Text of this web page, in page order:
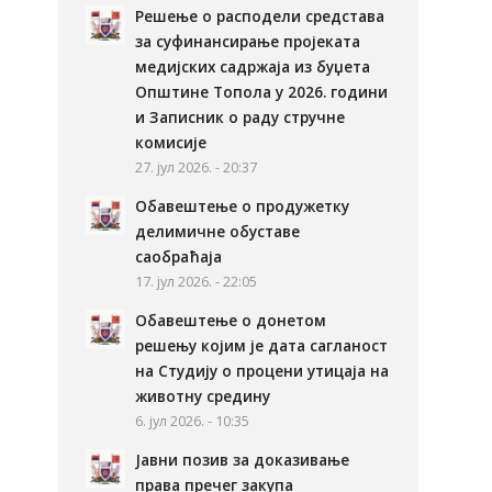
Решење о расподели средстава
за суфинансирање пројеката
медијских садржаја из буџета
Општине Топола у 2026. години
и Записник о раду стручне
комисије
27. јул 2026. - 20:37
Обавештење о продужетку
делимичне обуставе
саобраћаја
17. јул 2026. - 22:05
Обавештење о донетом
решењу којим је дата сагланост
на Студију о процени утицаја на
животну средину
6. јул 2026. - 10:35
Јавни позив за доказивање
права пречег закупа